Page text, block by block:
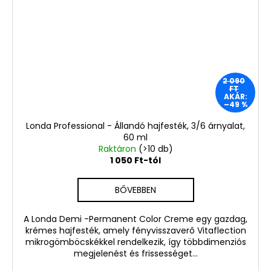
2 090
FT
AKÁR:
–49 %
Londa Professional - Állandó hajfesték, 3/6 árnyalat,
60 ml
Raktáron (>10 db)
1 050 Ft-tól
BŐVEBBEN
A Londa Demi -Permanent Color Creme egy gazdag,
krémes hajfesték, amely fényvisszaverő Vitaflection
mikrogömböcskékkel rendelkezik, így többdimenziós
megjelenést és frissességet...